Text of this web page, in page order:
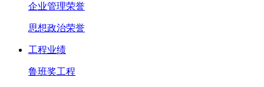
企业管理荣誉
思想政治荣誉
工程业绩
鲁班奖工程